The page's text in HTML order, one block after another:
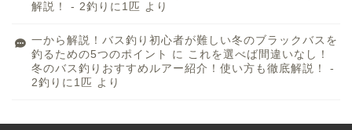
解説！ - 2釣りに1匹 より
一から解説！バス釣り初心者が難しい冬のブラックバスを
釣るための5つのポイント
に これを選べば間違いなし！
冬のバス釣りおすすめルアー紹介！使い方も徹底解説！ -
2釣りに1匹 より